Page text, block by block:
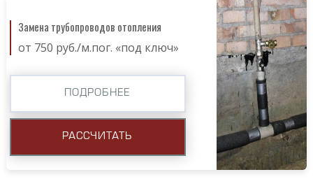
Замена трубопроводов отопления
от 750 руб./м.пог. «под ключ»
ПОДРОБНЕЕ
РАССЧИТАТЬ